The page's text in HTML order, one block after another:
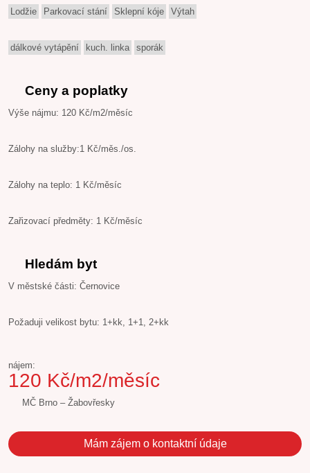
Lodžie Parkovací stání Sklepní kóje Výtah
dálkové vytápění kuch. linka sporák
Ceny a poplatky
Výše nájmu: 120 Kč/m2/měsíc
Zálohy na služby:1 Kč/měs./os.
Zálohy na teplo: 1 Kč/měsíc
Zařizovací předměty: 1 Kč/měsíc
Hledám byt
V městské části: Černovice
Požaduji velikost bytu: 1+kk, 1+1, 2+kk
nájem:
120 Kč/m2/měsíc
MČ Brno – Žabovřesky
Mám zájem o kontaktní údaje